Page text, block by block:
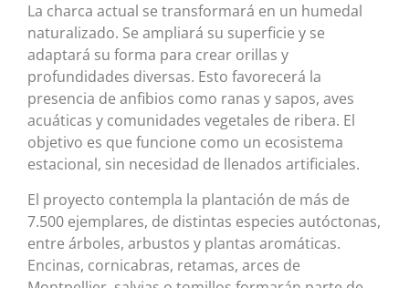
La charca actual se transformará en un humedal
naturalizado. Se ampliará su superficie y se
adaptará su forma para crear orillas y
profundidades diversas. Esto favorecerá la
presencia de anfibios como ranas y sapos, aves
acuáticas y comunidades vegetales de ribera. El
objetivo es que funcione como un ecosistema
estacional, sin necesidad de llenados artificiales.
El proyecto contempla la plantación de más de
7.500 ejemplares, de distintas especies autóctonas,
entre árboles, arbustos y plantas aromáticas.
Encinas, cornicabras, retamas, arces de